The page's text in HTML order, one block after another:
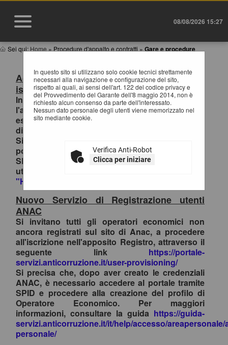
08/08/2026 15:27
Sei qui: Home » Procedure d'appalto e contratti » Gare e procedure
In questo sito si utilizzano solo cookie tecnici strettamente
necessari alla navigazione e configurazione del sito,
rispetto ai quali, ai sensi dell'art. 122 del codice privacy e
del Provvedimento del Garante dell'8 maggio 2014, non è
richiesto alcun consenso da parte dell'interessato.
Nessun dato personale degli utenti viene memorizzato nel
sito mediante cookie.
Verifica Anti-Robot
Clicca per iniziare
Accesso al Portale Gare con SPID/CIE:
istruzioni
In ottemperanza alle normative vigenti AgID,
l'accesso al portale gare è consentito
esclusivamente tramite i sistemi di identità
digitale.
Si invitano pertanto gli OO.EE. registrati al
portale che effettuano il primo accesso con
SPID/CIE, ad inviare la richiesta di collegamento
utenza-SPID esclusivamente tramite la funzione
"HELP DESK OPERATORI ECONOMICI
Nuovo Servizio di Registrazione utenti
ANAC
Si invitano tutti gli operatori economici non
ancora registrati sul sito di Anac, a procedere
all'iscrizione nell'apposito Registro, attraverso il
seguente link https://portale-
servizi.anticorruzione.it/user-provisioning/
Si precisa che, dopo aver creato le credenziali
ANAC, è necessario accedere al portale tramite
SPID e procedere alla creazione del profilo di
Operatore Economico. Per maggiori
informazioni, consultare la guida https://guida-
servizi.anticorruzione.it/it/help/accesso/areapersonale/
personale/